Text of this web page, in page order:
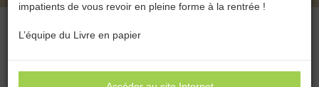
impatients de vous revoir en pleine forme à la rentrée !
L’équipe du Livre en papier